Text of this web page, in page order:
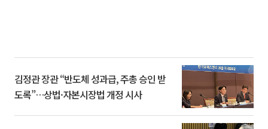
김정관 장관 “반도체 성과급, 주총 승인 받
도록”…상법·자본시장법 개정 시사